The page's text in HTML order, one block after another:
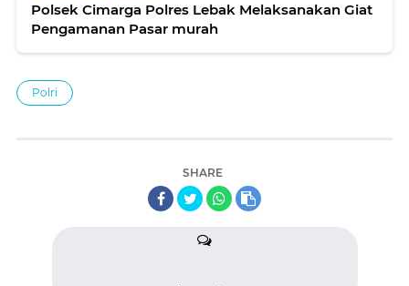
Polsek Cimarga Polres Lebak Melaksanakan Giat
Pengamanan Pasar murah
Polri
SHARE